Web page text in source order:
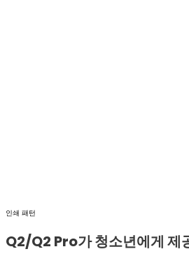
인쇄 패턴
Q2/Q2 Pro가 청소년에게 제